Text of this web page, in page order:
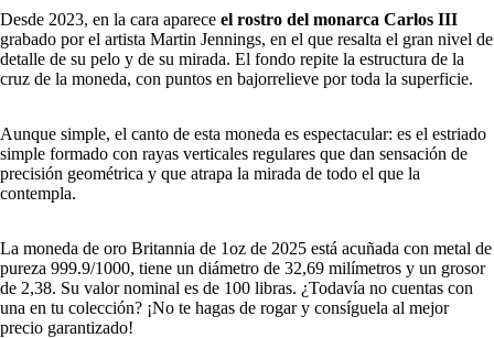
Desde 2023, en la cara aparece el rostro del monarca Carlos III
grabado por el artista Martin Jennings, en el que resalta el gran nivel de
detalle de su pelo y de su mirada. El fondo repite la estructura de la
cruz de la moneda, con puntos en bajorrelieve por toda la superficie.
Aunque simple, el canto de esta moneda es espectacular: es el estriado
simple formado con rayas verticales regulares que dan sensación de
precisión geométrica y que atrapa la mirada de todo el que la
contempla.
La moneda de oro Britannia de 1oz de 2025 está acuñada con metal de
pureza 999.9/1000, tiene un diámetro de 32,69 milímetros y un grosor
de 2,38. Su valor nominal es de 100 libras. ¿Todavía no cuentas con
una en tu colección? ¡No te hagas de rogar y consíguela al mejor
precio garantizado!